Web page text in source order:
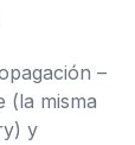
–
(la misma
y